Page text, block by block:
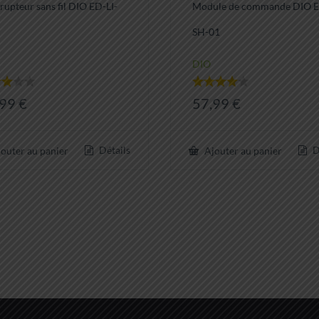
sans fil DIO ED-LI-
€
au panier Détails
Module de commande DIO
SH-01
DIO
4.00
57,99 €
Ajouter au panier